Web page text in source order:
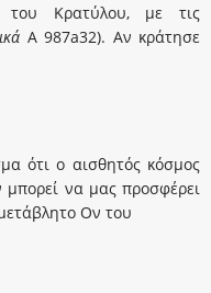
Κρατύλου, με τις
Α 987a32). Αν κράτησε
ότι ο αισθητός κόσμος
μπορεί να μας προσφέρει
Ον του